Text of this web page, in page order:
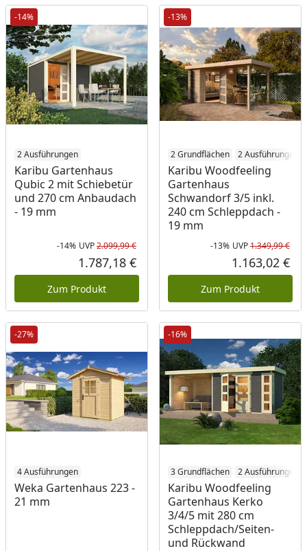
-14%
2 Ausführungen
Karibu Gartenhaus
Qubic 2 mit Schiebetür
und 270 cm Anbaudach
- 19 mm
Rabatt in Prozent
-14%
Ursprünglicher Preis
UVP2.099,99 €
Aktueller Preis
1.787,18 €
Zum Produkt
-13%
2 Grundflächen 2 Ausführungen
Karibu Woodfeeling
Gartenhaus
Schwandorf 3/5 inkl.
240 cm Schleppdach -
19 mm
-13% UVP1.349,99 €
1.163,02 €
Zum Produkt
-27%
4 Ausführungen
Weka Gartenhaus 223 -
21 mm
-16%
3 Grundflächen 2 Ausführungen
Karibu Woodfeeling
Gartenhaus Kerko
3/4/5 mit 280 cm
Schleppdach/Seiten-
und Rückwand